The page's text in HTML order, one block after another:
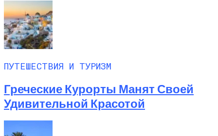
ПУТЕШЕСТВИЯ И ТУРИЗМ
Греческие Курорты Манят Своей
Удивительной Красотой